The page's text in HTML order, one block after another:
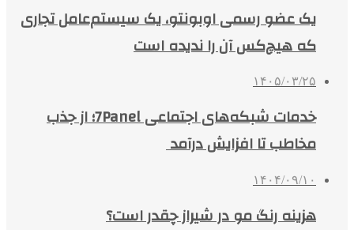
یک عضو رسمی اوبونتو، یک سیستم‌عامل تجاری
که هیچ‌کس آن را ندیده است
۱۴۰۵/۰۳/۲۵
خدمات شبکه‌های اجتماعی 7Panel؛ از جذب
مخاطب تا افزایش درآمد
۱۴۰۴/۰۹/۱۰
هزینه رنگ مو در شیراز چقدر است؟